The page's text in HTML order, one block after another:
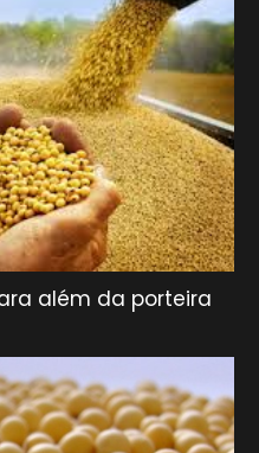
além da porteira